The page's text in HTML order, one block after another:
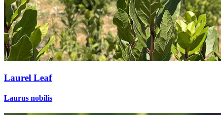
Laurel Leaf
Laurus nobilis